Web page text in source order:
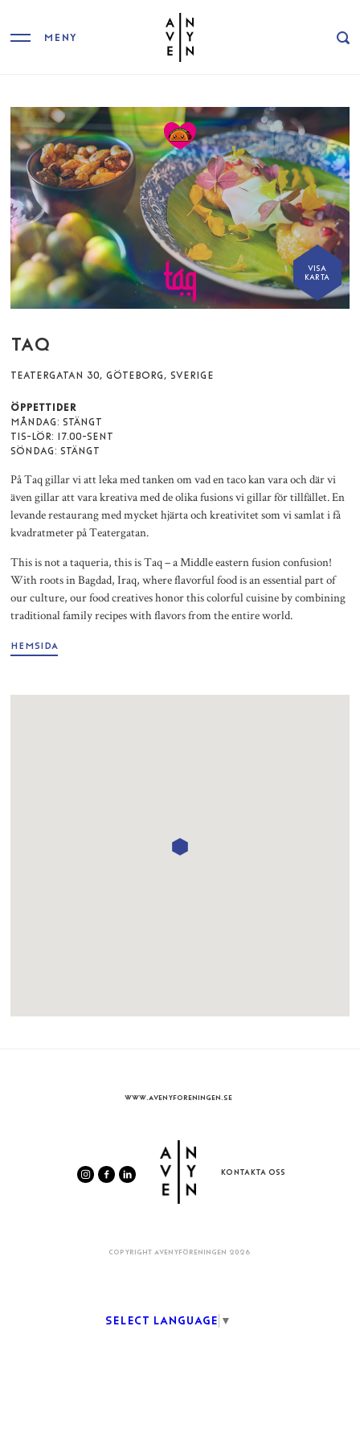
MENY
VISA
KARTA
TAQ
TEATERGATAN 30, GÖTEBORG, SVERIGE
ÖPPETTIDER
MÅNDAG: STÄNGT
TIS-LÖR: 17.00-SENT
SÖNDAG: STÄNGT
På Taq gillar vi att leka med tanken om vad en taco kan vara och där vi
även gillar att vara kreativa med de olika fusions vi gillar för tillfället. En
levande restaurang med mycket hjärta och kreativitet som vi samlat i få
kvadratmeter på Teatergatan.
This is not a taqueria, this is Taq – a Middle eastern fusion confusion!
With roots in Bagdad, Iraq, where flavorful food is an essential part of
our culture, our food creatives honor this colorful cuisine by combining
traditional family recipes with flavors from the entire world.
HEMSIDA
WWW.AVENYFORENINGEN.SE
KONTAKTA OSS
COPYRIGHT AVENYFÖRENINGEN 2026
Select Language ▼